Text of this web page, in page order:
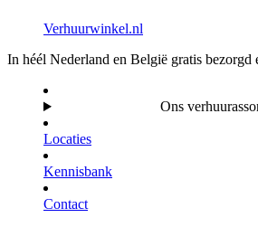
Verhuurwinkel.nl
In héél Nederland en België gratis bezorgd
Ons
Locaties
Kennisbank
Contact